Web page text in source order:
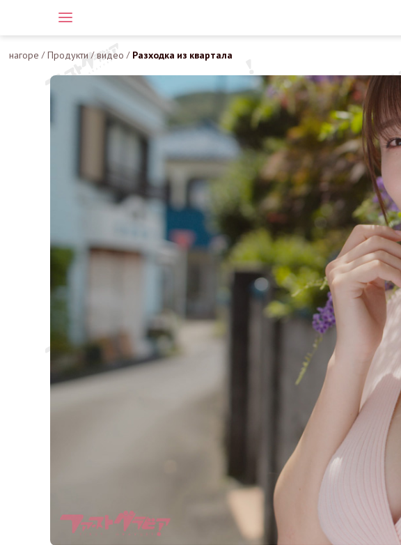
нагоре /Продукти /видео / Разходка из квартала